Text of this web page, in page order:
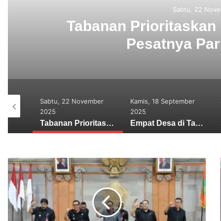
Sabtu, 22 November
Tabanan Prioritaskan
Pesatnya
Sabtu, 22 November
2025
Tabanan Prioritaskan Pertanian di Tengah Pesatnya Pariwisata Bali
Kamis, 18 September
2025
Empat Desa di Tabanan Terima Penghargaan sebagai Juru Damai dari Kementerian Hukum RI